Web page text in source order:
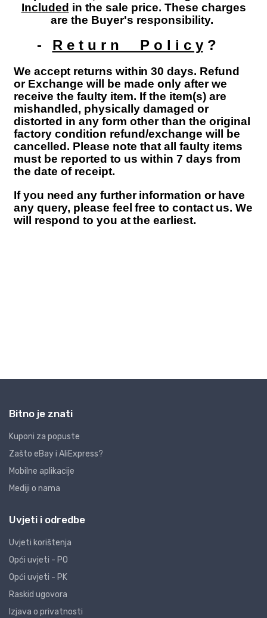
Bitno je znati
Kuponi za popuste
Zašto eBay i AliExpress?
Mobilne aplikacije
Mediji o nama
Uvjeti i odredbe
Uvjeti korištenja
Opći uvjeti - PO
Opći uvjeti - PK
Raskid ugovora
Izjava o privatnosti